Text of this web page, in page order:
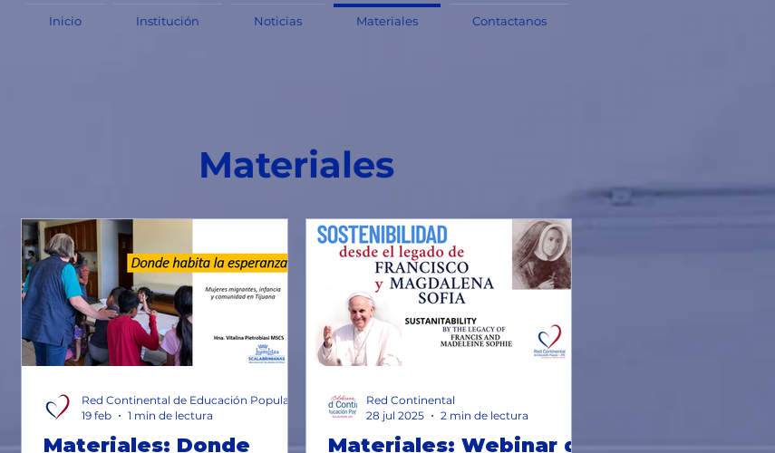
Inicio Institución Noticias Materiales Contactanos
Materiales
Materiales: Donde
19 feb
1 min de lectura
Materiales: Webinar de
Red Continental
28 jul 2025
2 min de lectura